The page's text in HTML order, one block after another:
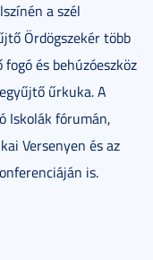
a szél
Ördögszekér több
és behúzóeszköz
űrkuka. A
Iskolák fórumán,
Versenyen és az
is.